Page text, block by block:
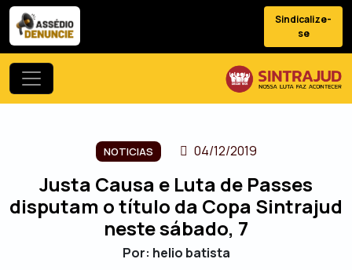
Sindicalize-
se
NOTICIAS 04/12/2019
Justa Causa e Luta de Passes
disputam o título da Copa Sintrajud
neste sábado, 7
Por: helio batista